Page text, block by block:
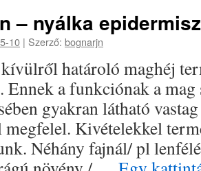
– nyálka epidermisz
10 | Szerző: bognarjn
határoló maghéj
Ennek a funkciónak a mag
gyakran látható
Kivételekkel
Néhány fajnál/ pl